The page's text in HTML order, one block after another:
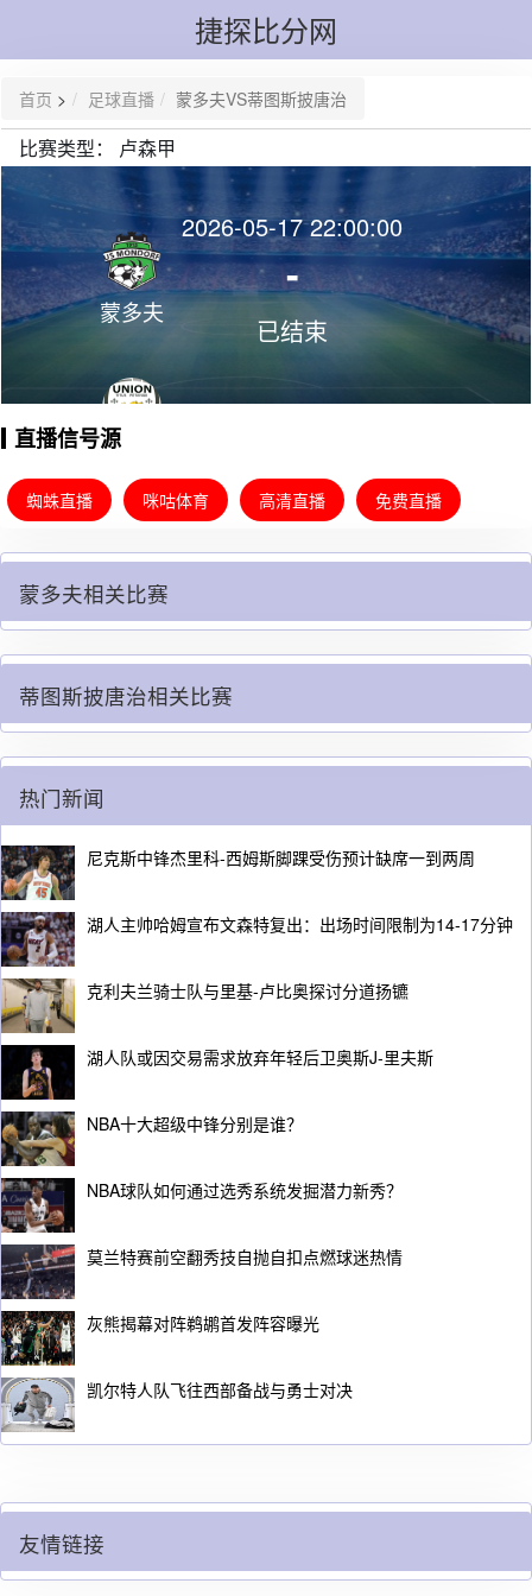
捷探比分网
首页 > 足球直播 蒙多夫VS蒂图斯披唐治
比赛类型： 卢森甲
蒙多夫
2026-05-17 22:00:00
-
已结束
蒂图斯披
唐治
直播信号源
蜘蛛直播 咪咕体育 高清直播 免费直播
蒙多夫相关比赛
蒂图斯披唐治相关比赛
热门新闻
尼克斯中锋杰里科-西姆斯脚踝受伤预计缺席一到两周
湖人主帅哈姆宣布文森特复出：出场时间限制为14-17分钟
克利夫兰骑士队与里基-卢比奥探讨分道扬镳
湖人队或因交易需求放弃年轻后卫奥斯J-里夫斯
NBA十大超级中锋分别是谁？
NBA球队如何通过选秀系统发掘潜力新秀？
莫兰特赛前空翻秀技自抛自扣点燃球迷热情
灰熊揭幕对阵鹈鹕首发阵容曝光
凯尔特人队飞往西部备战与勇士对决
友情链接